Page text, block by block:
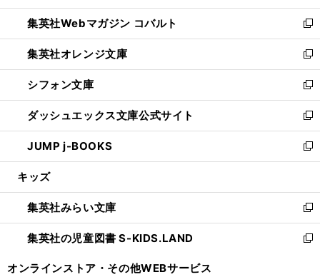
開
く
ウ
で
開
く
ン
ド
ウ
で
開
く
ウ
ィ
ン
ド
ウ
で
開
く
集英社Webマガジン コバルト
新
し
い
ウ
ィ
ン
ド
ウ
で
開
集英社オレンジ文庫
新
し
い
ウ
ィ
ン
ド
ウ
開
く
シフォン文庫
新
し
い
ウ
ィ
ン
ウ
で
開
く
ダッシュエックス文庫公式サイト
新
し
い
ウ
ン
ド
ウ
で
JUMP j-BOOKS
新
し
ウ
ィ
ン
ド
キッズ
集英社みらい文庫
新
し
い
集英社の児童図書 S-KIDS.LAND
新
オンラインストア・ その他WEBサービス